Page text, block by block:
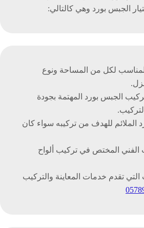
الجبس بورد وهي كالتالي:
لكل من المساحة ونوع
الجبس بورد المهتمة بجودة
الملائم للهدف من تركيبه سواء كان
الفني المختص في تركيب ألواح
التي تقدم خدمات المعاينة والتركيب